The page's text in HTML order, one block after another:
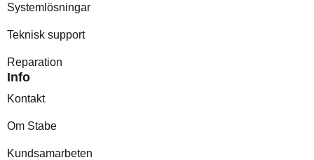
Systemlösningar
Teknisk support
Reparation
Info
Kontakt
Om Stabe
Kundsamarbeten